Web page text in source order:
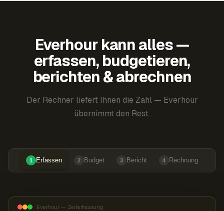
Everhour kann alles —
erfassen, budgetieren,
berichten & abrechnen
Der Rechner liefert Ihnen die Zahl — Everhour
übernimmt den Rest.
1 Erfassen 2 Budget 3 Bericht 4 Rechnung
Everhour — Zeiterfassung